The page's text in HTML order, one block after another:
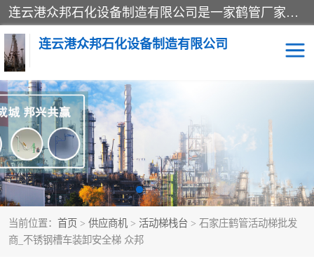
连云港众邦石化设备制造有限公司是一家鹤管厂家主营：鹤管、装车鹤管等，是致力于石油、石化等流体装卸设备(主要产品如鹤管、输油臂、脱缆钩等)的咨询、设计、制造、检测、安装指导、系统调试、维修维护等业务的公司。
连云港众邦石化设备制造有限公司
当前位置： 首页 > 供应商机 > 活动梯栈台 > 石家庄鹤管活动梯批发
商_不锈钢槽车装卸安全梯 众邦
鹤管 顶部装卸鹤管
底部装卸鹤管 LNG低温鹤管
液氨鹤管 液化气鹤管
鹤管配件 活动梯栈台